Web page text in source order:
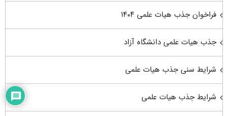
فراخوان جذب هیات علمی ۱۴۰۴
جذب هیات علمی دانشگاه آزاد
شرایط سنی جذب هیات علمی
شرایط جذب هیات علمی